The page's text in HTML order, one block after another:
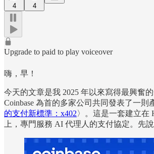
4 4
Upgrade to paid to play voiceover
嗨，早！
今天的文章是我 2025 年以來寫得最興奮
Coinbase 為首的多家公司共同發表了一則
的支付新標準：x402〉。這是一套建立在
上，專門服務 AI 代理人的支付協定。先說